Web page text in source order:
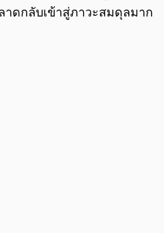
าดกลับเข้าสู่ภาวะสมดุลมาก